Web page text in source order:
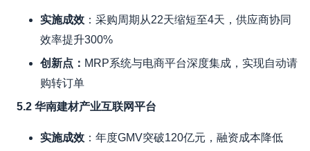
实施成效：采购周期从22天缩短至4天，供应商协同
效率提升300%
创新点： MRP系统与电商平台深度集成，实现自动请
购转订单
5.2 华南建材产业互联网平台
实施成效：年度GMV突破120亿元，融资成本降低